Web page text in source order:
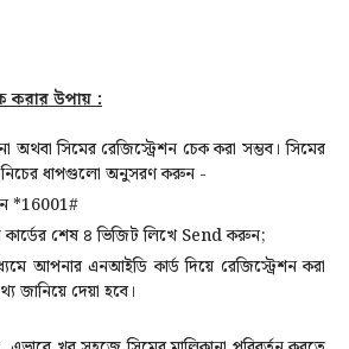
করার উপায় :
অথবা সিমের রেজিস্ট্রেশন চেক করা সম্ভব। সিমের
নিচের ধাপগুলো অনুসরণ করুন -
*16001#
শেষ ৪ ভিজিট লিখে Send করুন;
আপনার এনআইডি কার্ড দিয়ে রেজিস্ট্রেশন করা
দেয়া হবে।